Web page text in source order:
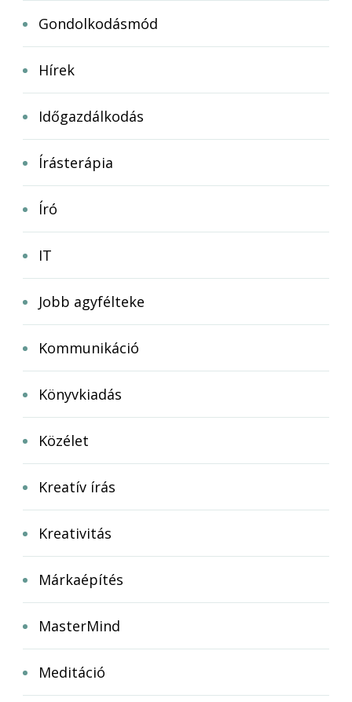
Gondolkodásmód
Hírek
Időgazdálkodás
Írásterápia
Író
IT
Jobb agyfélteke
Kommunikáció
Könyvkiadás
Közélet
Kreatív írás
Kreativitás
Márkaépítés
MasterMind
Meditáció